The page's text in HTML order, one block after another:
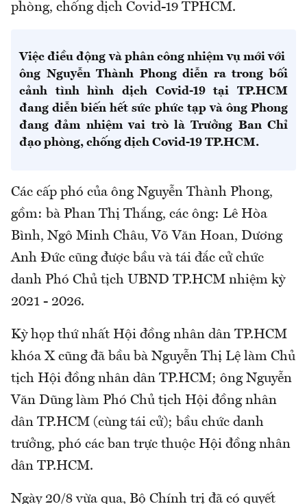
phòng, chống dịch Covid-19 TPHCM.
Việc điều động và phân công nhiệm vụ mới với
ông Nguyễn Thành Phong diễn ra trong bối
cảnh tình hình dịch Covid-19 tại TP.HCM
đang diễn biến hết sức phức tạp và ông Phong
đang đảm nhiệm vai trò là Trưởng Ban Chỉ
đạo phòng, chống dịch Covid-19 TP.HCM.
Các cấp phó của ông Nguyễn Thành Phong,
gồm: bà Phan Thị Thắng, các ông: Lê Hòa
Bình, Ngô Minh Châu, Võ Văn Hoan, Dương
Anh Đức cũng được bầu và tái đắc cử chức
danh Phó Chủ tịch UBND TP.HCM nhiệm kỳ
2021 - 2026.
Kỳ họp thứ nhất Hội đồng nhân dân TP.HCM
khóa X cũng đã bầu bà Nguyễn Thị Lệ làm Chủ
tịch Hội đồng nhân dân TP.HCM; ông Nguyễn
Văn Dũng làm Phó Chủ tịch Hội đồng nhân
dân TP.HCM (cùng tái cử); bầu chức danh
trưởng, phó các ban trực thuộc Hội đồng nhân
dân TP.HCM.
Ngày 20/8 vừa qua, Bộ Chính trị đã có quyết